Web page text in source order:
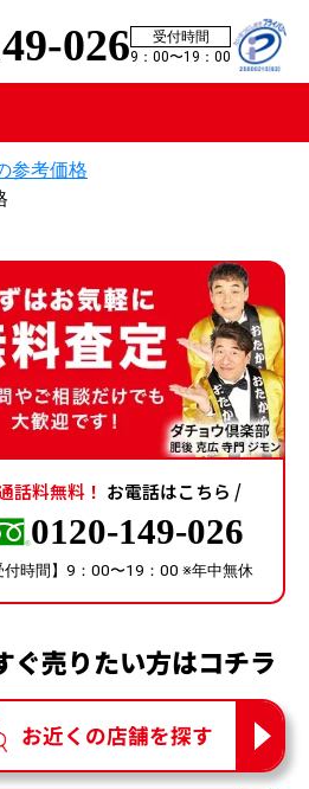
026
受付時間
9：00〜19：00
参考価格
話料無料！ お電話はこちら /
0120-149-026
付時間】9：00〜19：00 ※年中無休
ぐ売りたい方はコチラ
お近くの店舗を探す